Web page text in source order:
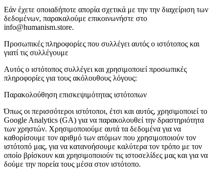
Εάν έχετε οποιαδήποτε απορία σχετικά με την την διαχείριση των
δεδομένων, παρακαλούμε επικοινωνήστε στο
info@humanism.store.
Προσωπικές πληροφορίες που συλλέγει αυτός ο ιστότοπος και
γιατί τις συλλέγουμε
Αυτός ο ιστότοπος συλλέγει και χρησιμοποιεί προσωπικές
πληροφορίες για τους ακόλουθους λόγους:
Παρακολούθηση επισκεψιμότητας ιστότοπων
Όπως οι περισσότεροι ιστότοποι, έτσι και αυτός, χρησιμοποιεί το
Google Analytics (GA) για να παρακολουθεί την δραστηριότητα
των χρηστών. Χρησιμοποιούμε αυτά τα δεδομένα για να
καθορίσουμε τον αριθμό των ατόμων που χρησιμοποιούν τον
ιστότοπό μας, για να κατανοήσουμε καλύτερα τον τρόπο με τον
οποίο βρίσκουν και χρησιμοποιούν τις ιστοσελίδες μας και για να
δούμε την πορεία τους μέσα στον ιστότοπο.